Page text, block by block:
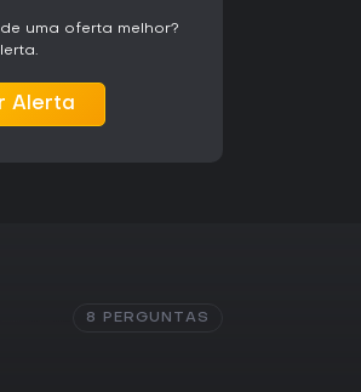
para sessões
atualizações recentes
para maior
uma oferta melhor?
Alerta
8 PERGUNTAS